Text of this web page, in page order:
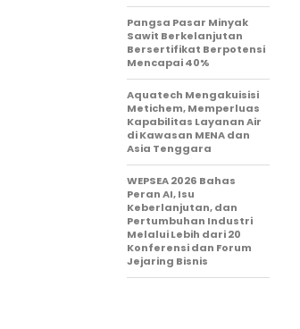
Pangsa Pasar Minyak
Sawit Berkelanjutan
Bersertifikat Berpotensi
Mencapai 40%
Aquatech Mengakuisisi
Metichem, Memperluas
Kapabilitas Layanan Air
di Kawasan MENA dan
Asia Tenggara
WEPSEA 2026 Bahas
Peran AI, Isu
Keberlanjutan, dan
Pertumbuhan Industri
Melalui Lebih dari 20
Konferensi dan Forum
Jejaring Bisnis